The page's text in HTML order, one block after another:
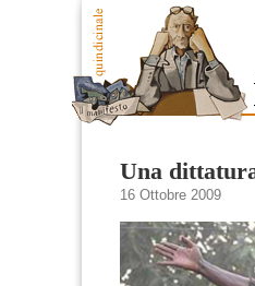
Una
16 Ottobre 2009